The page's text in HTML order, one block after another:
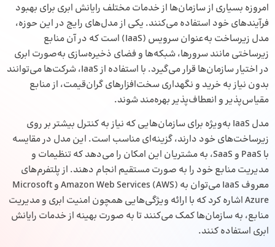
امروزه بسیاری از سازمان‌ها از خدمات مختلف رایانش ابری برای بهبود
فرآیندهای خود استفاده می‌کنند. یکی از مدل‌های رایج در این حوزه،
مدل زیرساخت به‌عنوان سرویس (IaaS) است که در آن منابع
زیرساختی مانند سرورها، شبکه‌ها و فضای ذخیره‌سازی به‌صورت ابری
در اختیار سازمان‌ها قرار می‌گیرد. با استفاده از IaaS، شرکت‌ها می‌توانند
بدون نیاز به خرید و نگهداری سخت‌افزارهای گران‌قیمت، از منابع
مقیاس‌پذیر و انعطاف‌پذیر بهره‌مند شوند.
مدل IaaS به‌ویژه برای سازمان‌هایی که نیاز به کنترل بیشتر بر روی
زیرساخت‌های خود دارند، گزینه‌ای مناسب است. این مدل در مقایسه
با PaaS و SaaS، به مشتریان این امکان را می‌دهد که تنظیمات و
مدیریت منابع خود را به صورت مستقیم انجام دهند. از پلتفرم‌های
معروف IaaS می‌توان به Amazon Web Services (AWS) و Microsoft
Azure اشاره کرد که با ارائه ویژگی‌هایی همچون امنیت ابری و مدیریت
منابع، به سازمان‌ها کمک می‌کنند تا به صورت بهینه از خدمات رایانش
ابری استفاده کنند.